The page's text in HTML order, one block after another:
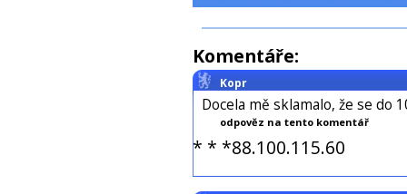
Komentáře:
Kopr
Docela mě sklamalo, že se do
odpověz na tento komentář
* * *88.100.115.60